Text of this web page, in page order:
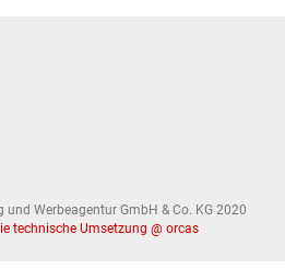
Werbeagentur GmbH & Co. KG 2020
technische Umsetzung @ orcas